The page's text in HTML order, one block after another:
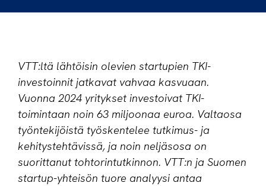
VTT:ltä lähtöisin olevien startupien TKI-
investoinnit jatkavat vahvaa kasvuaan.
Vuonna 2024 yritykset investoivat TKI-
toimintaan noin 63 miljoonaa euroa. Valtaosa
työntekijöistä työskentelee tutkimus- ja
kehitystehtävissä, ja noin neljäsosa on
suorittanut tohtorintutkinnon. VTT:n ja Suomen
startup-yhteisön tuore analyysi antaa